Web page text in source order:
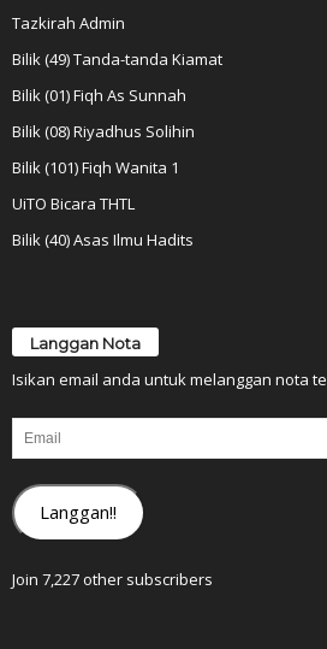
Tazkirah Admin
Bilik (49) Tanda-tanda Kiamat
Bilik (01) Fiqh As Sunnah
Bilik (08) Riyadhus Solihin
Bilik (101) Fiqh Wanita 1
UiTO Bicara THTL
Bilik (40) Asas Ilmu Hadits
Langgan Nota
Isikan email anda untuk melanggan nota
Email
Langgan!!
Join 7,227 other subscribers